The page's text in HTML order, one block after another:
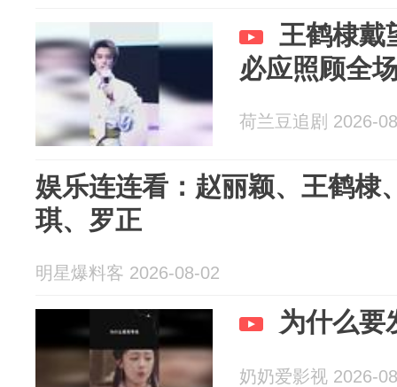
王鹤棣戴
必应照顾全
荷兰豆追剧 2026-
娱乐连连看：赵丽颖、王鹤棣
琪、罗正
明星爆料客 2026-08-02
为什么要
奶奶爱影视 2026-